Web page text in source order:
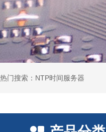
热门搜索：NTP时间服务器